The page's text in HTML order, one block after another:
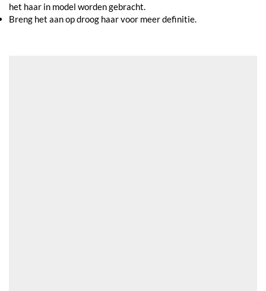
het haar in model worden gebracht.
Breng het aan op droog haar voor meer definitie.